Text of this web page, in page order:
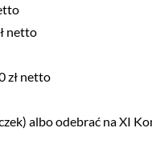
netto
zł netto
albo odebrać na XI